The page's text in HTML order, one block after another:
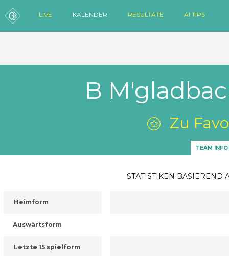
LIVE KALENDER RESULTATE AI TIPS
B
Zu
TEAM INFO
STATISTIKEN BASIEREND
Heimform
Auswärtsform
Letzte 15 spielform